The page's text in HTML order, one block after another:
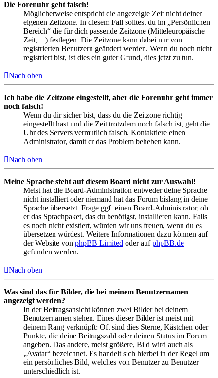
Die Forenuhr geht falsch!
Möglicherweise entspricht die angezeigte Zeit nicht deiner
eigenen Zeitzone. In diesem Fall solltest du im „Persönlichen
Bereich“ die für dich passende Zeitzone (Mitteleuropäische
Zeit, ...) festlegen. Die Zeitzone kann dabei nur von
registrierten Benutzern geändert werden. Wenn du noch nicht
registriert bist, ist dies ein guter Grund, dies jetzt zu tun.
Nach oben
Ich habe die Zeitzone eingestellt, aber die Forenuhr geht immer
noch falsch!
Wenn du dir sicher bist, dass du die Zeitzone richtig
eingestellt hast und die Zeit trotzdem noch falsch ist, geht die
Uhr des Servers vermutlich falsch. Kontaktiere einen
Administrator, damit er das Problem beheben kann.
Nach oben
Meine Sprache steht auf diesem Board nicht zur Auswahl!
Meist hat die Board-Administration entweder deine Sprache
nicht installiert oder niemand hat das Forum bislang in deine
Sprache übersetzt. Frage ggf. einen Board-Administrator, ob
er das Sprachpaket, das du benötigst, installieren kann. Falls
es noch nicht existiert, würden wir uns freuen, wenn du es
übersetzen würdest. Weitere Informationen dazu können auf
der Website von phpBB Limited oder aufphpBB.de
gefunden werden.
Nach oben
Was sind das für Bilder, die bei meinem Benutzernamen
angezeigt werden?
In der Beitragsansicht können zwei Bilder bei deinem
Benutzernamen stehen. Eines dieser Bilder ist meist mit
deinem Rang verknüpft: Oft sind dies Sterne, Kästchen oder
Punkte, die deine Beitragszahl oder deinen Status im Forum
angeben. Das andere, meist größere, Bild wird auch als
„Avatar“ bezeichnet. Es handelt sich hierbei in der Regel um
ein persönliches Bild, welches von Benutzer zu Benutzer
unterschiedlich ist.